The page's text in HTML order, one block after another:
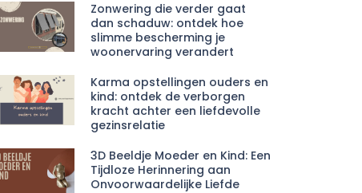
Zonwering die verder gaat
dan schaduw: ontdek hoe
slimme bescherming je
woonervaring verandert
Karma opstellingen ouders en
kind: ontdek de verborgen
kracht achter een liefdevolle
gezinsrelatie
3D Beeldje Moeder en Kind: Een
Tijdloze Herinnering aan
Onvoorwaardelijke Liefde